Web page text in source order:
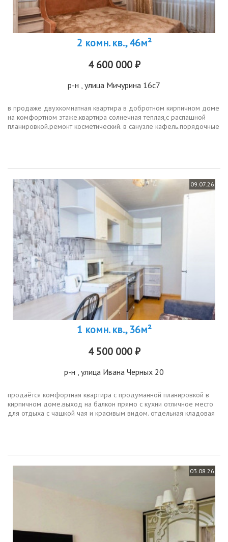
2 комн. кв., 46м²
4 600 000 ₽
р-н , улица Мичурина 16с7
в продаже двухкомнатная квартира в добротном кирпичном доме
на комфортном этаже.квартира солнечная теплая,с распашной
планировкой.ремонт косметический. в санузле кафель.порядочные
09.07.26
1 комн. кв., 36м²
4 500 000 ₽
р-н , улица Ивана Черных 20
продаётся комфортная квартира с продуманной планировкой в
кирпичном доме.выход на балкон прямо с кухни отличное место
для отдыха с чашкой чая и красивым видом. отдельная кладовая
03.08.26